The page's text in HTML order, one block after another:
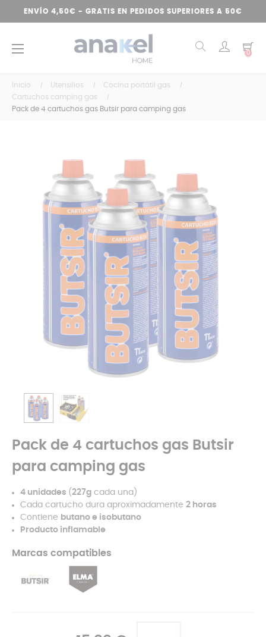
ENVÍO 4,50€ - GRATIS EN PEDIDOS SUPERIORES A 50€
Navegación
☰ 0
Inicio Utensilios
Cocina portátil gas
Cartuchos camping gas
Pack de 4 cartuchos gas Butsir para camping gas
Pack de 4 cartuchos gas Butsir
para camping gas
4 unidades (227g cada una)
Cada cartucho dura aproximadamente 2 horas
Contiene butano e isobutano
Producto inflamable
Marcas compatibles